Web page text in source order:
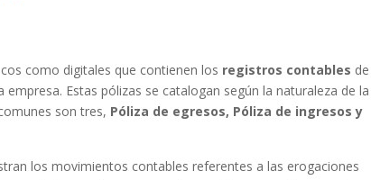
como digitales que contienen los registros contables
Estas pólizas se catalogan según la naturaleza de la
son tres, Póliza de egresos, Póliza de ingresos y
los movimientos contables referentes a las erogaciones